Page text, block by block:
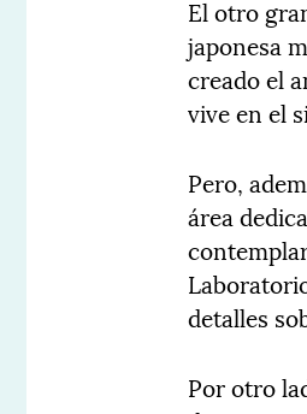
El otro
japonesa
creado el
vive en el
Pero,
área
detalles
Por otro